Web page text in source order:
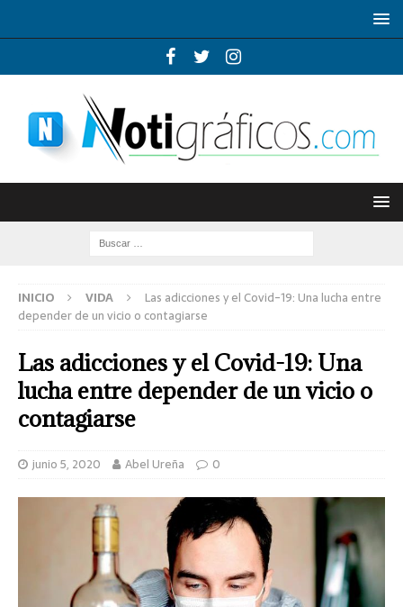
INICIO VIDA
Las adicciones y el Covid-19: Una lucha entre
depender de un vicio o contagiarse
Las adicciones y el Covid-19: Una
lucha entre depender de un vicio o
contagiarse
junio 5, 2020 Abel Ureña 0